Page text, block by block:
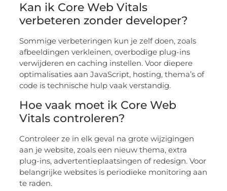
Kan ik Core Web Vitals
verbeteren zonder developer?
Sommige verbeteringen kun je zelf doen, zoals
afbeeldingen verkleinen, overbodige plug-ins
verwijderen en caching instellen. Voor diepere
optimalisaties aan JavaScript, hosting, thema’s of
code is technische hulp vaak verstandig.
Hoe vaak moet ik Core Web
Vitals controleren?
Controleer ze in elk geval na grote wijzigingen
aan je website, zoals een nieuw thema, extra
plug-ins, advertentieplaatsingen of redesign. Voor
belangrijke websites is periodieke monitoring aan
te raden.